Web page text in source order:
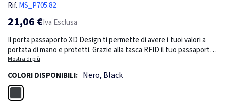
Rif. MS_P705.82
21,06 €Iva Esclusa
Il porta passaporto XD Design ti permette di avere i tuoi valori a
portata di mano e protetti. Grazie alla tasca RFID il tuo passaporto
sarà protetto dai tentativi di furto di dati e le tue carte d'imbarco
nella tasca frontale a chiusura magnetica. Ma la caratteristica
principale è che lo potrai utilizzare anche come supporto per il tuo
smartphone così potrai guardare i tuoi video preferiti mentre sei in
viaggio. I 3 separatori interni ti permettono di utilizzarlo come
Mostra di più
COLORI DISPONIBILI: Nero, Black